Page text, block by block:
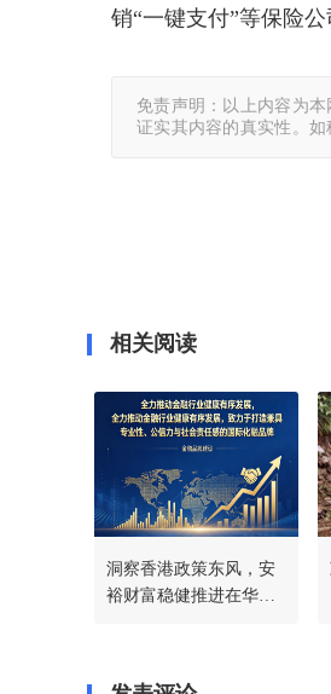
销“一键支付”等保险
免责声明：以上内容为
证实其内容的真实性。
相关阅读
洞察香港政策东风，安
裕财富稳健推进在华战